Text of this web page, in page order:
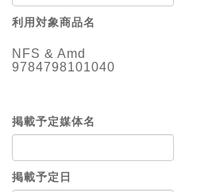
利用対象商品名
NFS & Amd
9784798101040
掲載予定媒体名
掲載予定日